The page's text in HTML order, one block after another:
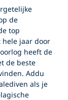
de
top
hele jaar door
heeft de
de beste
Addu
als je